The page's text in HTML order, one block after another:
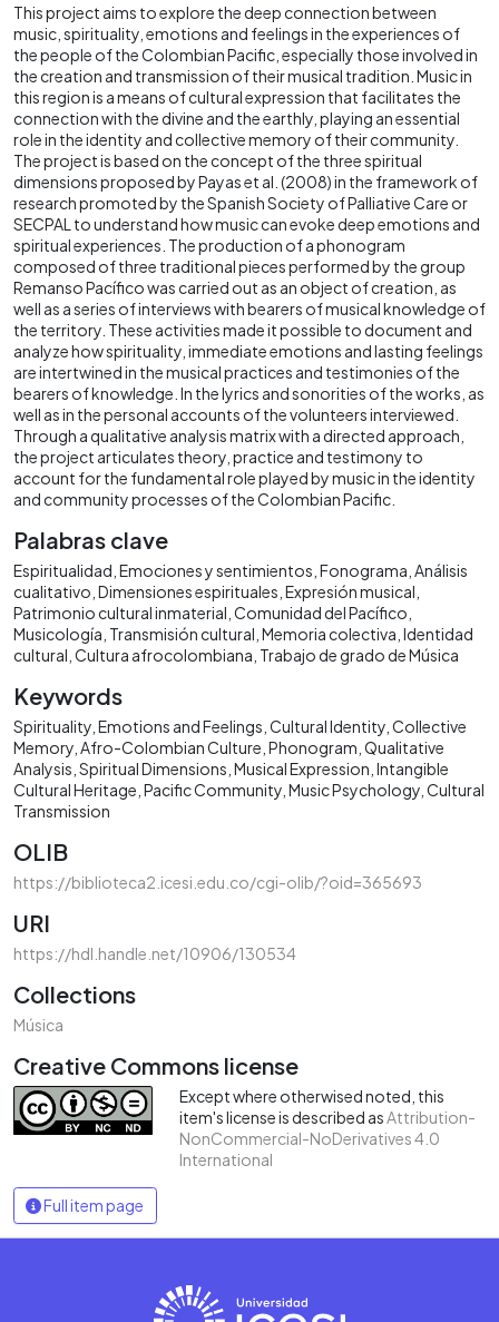
This project aims to explore the deep connection between
music, spirituality, emotions and feelings in the experiences of
the people of the Colombian Pacific, especially those involved in
the creation and transmission of their musical tradition. Music in
this region is a means of cultural expression that facilitates the
connection with the divine and the earthly, playing an essential
role in the identity and collective memory of their community.
The project is based on the concept of the three spiritual
dimensions proposed by Payas et al. (2008) in the framework of
research promoted by the Spanish Society of Palliative Care or
SECPAL to understand how music can evoke deep emotions and
spiritual experiences. The production of a phonogram
composed of three traditional pieces performed by the group
Remanso Pacífico was carried out as an object of creation, as
well as a series of interviews with bearers of musical knowledge of
the territory. These activities made it possible to document and
analyze how spirituality, immediate emotions and lasting feelings
are intertwined in the musical practices and testimonies of the
bearers of knowledge. In the lyrics and sonorities of the works, as
well as in the personal accounts of the volunteers interviewed.
Through a qualitative analysis matrix with a directed approach,
the project articulates theory, practice and testimony to
account for the fundamental role played by music in the identity
and community processes of the Colombian Pacific.
Palabras clave
Espiritualidad Emociones y sentimientos Fonograma Análisis
cualitativo Dimensiones espirituales Expresión musical
Patrimonio cultural inmaterial Comunidad del Pacífico
Musicología Transmisión cultural Memoria colectiva Identidad
cultural Cultura afrocolombiana Trabajo de grado de Música
Keywords
Spirituality Emotions and Feelings Cultural Identity Collective
Memory Afro-Colombian Culture Phonogram Qualitative
Analysis Spiritual Dimensions Musical Expression Intangible
Cultural Heritage Pacific Community Music Psychology Cultural
Transmission
OLIB
https://biblioteca2.icesi.edu.co/cgi-olib/?oid=365693
URI
https://hdl.handle.net/10906/130534
Collections
Música
Creative Commons license
Except where otherwised noted, this
item's license is described asAttribution-
NonCommercial-NoDerivatives 4.0
International
Full item page